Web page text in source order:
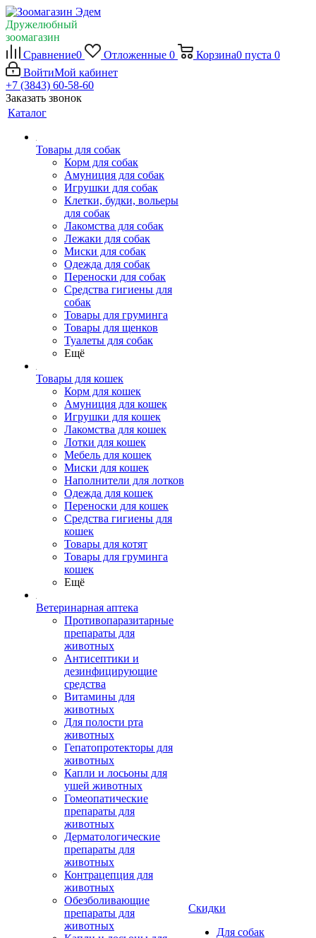
Дружелюбный
зоомагазин
Сравнение0 Отложенные 0 Корзина0 пуста 0
ВойтиМой кабинет
+7 (3843) 60-58-60
Заказать звонок
Каталог
Товары для собак
Корм для собак
Амуниция для собак
Игрушки для собак
Клетки, будки, вольеры
для собак
Лакомства для собак
Лежаки для собак
Миски для собак
Одежда для собак
Переноски для собак
Средства гигиены для
собак
Товары для груминга
Товары для щенков
Туалеты для собак
Ещё
Товары для кошек
Корм для кошек
Амуниция для кошек
Игрушки для кошек
Лакомства для кошек
Лотки для кошек
Мебель для кошек
Миски для кошек
Наполнители для лотков
Одежда для кошек
Переноски для кошек
Средства гигиены для
кошек
Товары для котят
Товары для груминга
кошек
Ещё
Ветеринарная аптека
Противопаразитарные
препараты для
животных
Антисептики и
дезинфицирующие
средства
Витамины для
животных
Для полости рта
животных
Гепатопротекторы для
животных
Капли и лосьоны для
ушей животных
Гомеопатические
препараты для
животных
Дерматологические
препараты для
животных
Контрацепция для
животных
Обезболивающие
препараты для
животных
Скидки
Для собак